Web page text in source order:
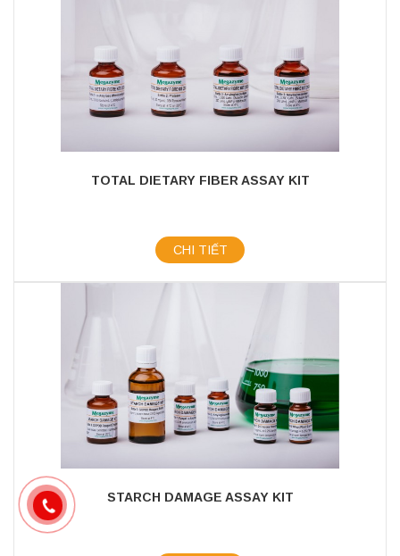
TOTAL DIETARY FIBER ASSAY KIT
CHI TIẾT
STARCH DAMAGE ASSAY KIT